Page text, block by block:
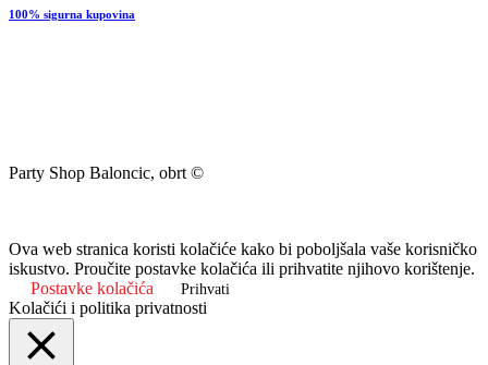
100% sigurna kupovina
Party Shop Baloncic, obrt ©
Ova web stranica koristi kolačiće kako bi poboljšala vaše korisničko
iskustvo. Proučite postavke kolačića ili prihvatite njihovo korištenje.
Postavke kolačića
Prihvati
Kolačići i politika privatnosti